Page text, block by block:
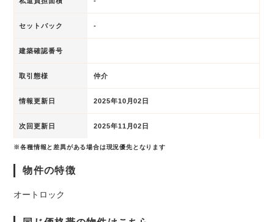
セットバック -
建築確認番号
取引態様 仲介
情報更新日 2025年10月02日
次回更新日 2025年11月02日
※各種情報と差異がある場合は現況優先となります
物件の特徴
オートロック